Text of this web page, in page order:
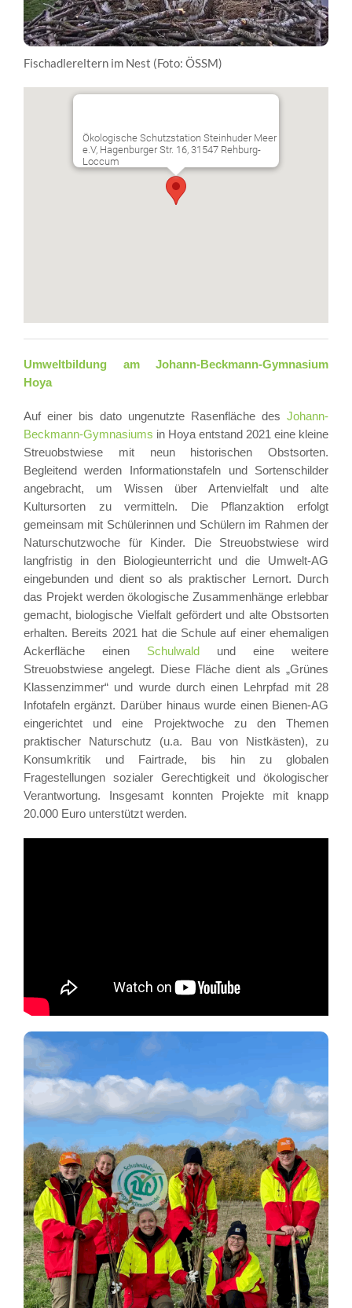
Fischadlereltern im Nest (Foto: ÖSSM)
Ökologische Schutzstation Steinhuder Meer
e.V, Hagenburger Str. 16, 31547 Rehburg-
Loccum
Umweltbildung am Johann-Beckmann-Gymnasium
Hoya
Auf einer bis dato ungenutzte Rasenfläche desJohann-
Beckmann-Gymnasiums in Hoya entstand 2021 eine kleine
Streuobstwiese mit neun historischen Obstsorten.
Begleitend werden Informationstafeln und Sortenschilder
angebracht, um Wissen über Artenvielfalt und alte
Kultursorten zu vermitteln. Die Pflanzaktion erfolgt
gemeinsam mit Schülerinnen und Schülern im Rahmen der
Naturschutzwoche für Kinder. Die Streuobstwiese wird
langfristig in den Biologieunterricht und die Umwelt-AG
eingebunden und dient so als praktischer Lernort. Durch
das Projekt werden ökologische Zusammenhänge erlebbar
gemacht, biologische Vielfalt gefördert und alte Obstsorten
erhalten. Bereits 2021 hat die Schule auf einer ehemaligen
Ackerfläche einen Schulwald und eine weitere
Streuobstwiese angelegt. Diese Fläche dient als „Grünes
Klassenzimmer“ und wurde durch einen Lehrpfad mit 28
Infotafeln ergänzt. Darüber hinaus wurde einen Bienen-AG
eingerichtet und eine Projektwoche zu den Themen
praktischer Naturschutz (u.a. Bau von Nistkästen), zu
Konsumkritik und Fairtrade, bis hin zu globalen
Fragestellungen sozialer Gerechtigkeit und ökologischer
Verantwortung. Insgesamt konnten Projekte mit knapp
20.000 Euro unterstützt werden.